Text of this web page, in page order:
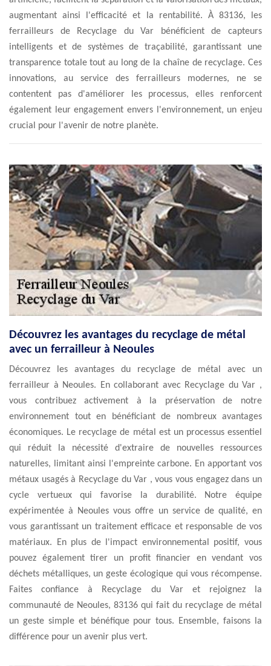
augmentant ainsi l'efficacité et la rentabilité. À 83136, les
ferrailleurs de Recyclage du Var bénéficient de capteurs
intelligents et de systèmes de traçabilité, garantissant une
transparence totale tout au long de la chaîne de recyclage. Ces
innovations, au service des ferrailleurs modernes, ne se
contentent pas d'améliorer les processus, elles renforcent
également leur engagement envers l'environnement, un enjeu
crucial pour l'avenir de notre planète.
Découvrez les avantages du recyclage de métal
avec un ferrailleur à Neoules
Découvrez les avantages du recyclage de métal avec un
ferrailleur à Neoules. En collaborant avec Recyclage du Var ,
vous contribuez activement à la préservation de notre
environnement tout en bénéficiant de nombreux avantages
économiques. Le recyclage de métal est un processus essentiel
qui réduit la nécessité d'extraire de nouvelles ressources
naturelles, limitant ainsi l'empreinte carbone. En apportant vos
métaux usagés à Recyclage du Var , vous vous engagez dans un
cycle vertueux qui favorise la durabilité. Notre équipe
expérimentée à Neoules vous offre un service de qualité, en
vous garantissant un traitement efficace et responsable de vos
matériaux. En plus de l'impact environnemental positif, vous
pouvez également tirer un profit financier en vendant vos
déchets métalliques, un geste écologique qui vous récompense.
Faites confiance à Recyclage du Var et rejoignez la
communauté de Neoules, 83136 qui fait du recyclage de métal
un geste simple et bénéfique pour tous. Ensemble, faisons la
différence pour un avenir plus vert.